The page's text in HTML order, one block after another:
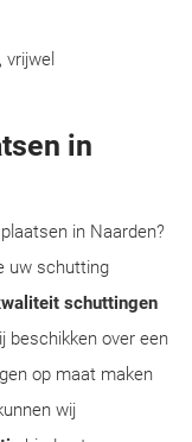
in
in Naarden?
uw schutting
schuttingen
beschikken over een
op maat maken
wij